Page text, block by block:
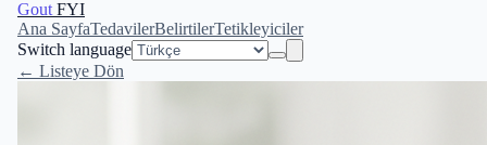
Gout FYI
Ana SayfaTedavilerBelirtilerTetikleyiciler
Switch language
← Listeye Dön